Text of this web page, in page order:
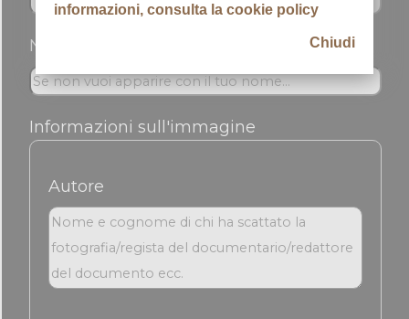
Nickname
Informazioni sull'immagine
Autore
informazioni, consulta la cookie policy
Chiudi